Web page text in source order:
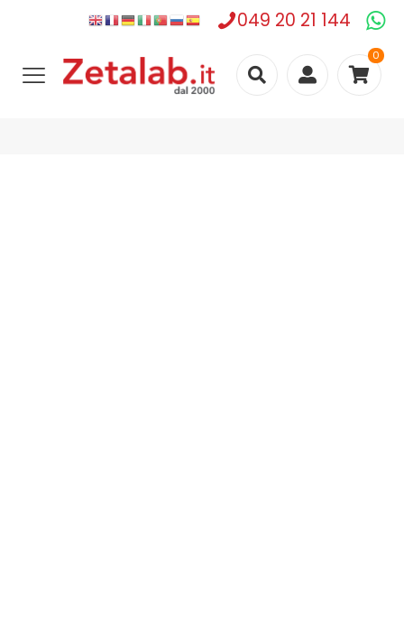
049 20 21 144
0